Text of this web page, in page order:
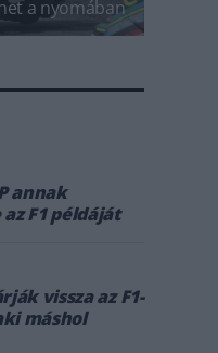
a nyomában
annak
F1 példáját
vissza az F1-
máshol